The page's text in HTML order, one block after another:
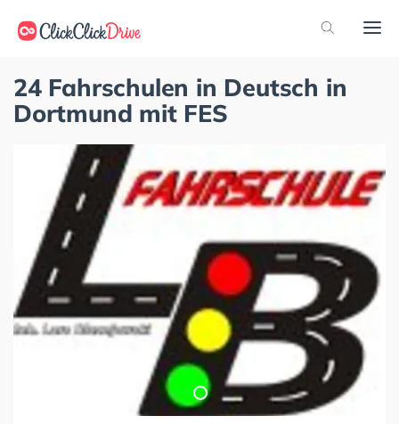
24 Fahrschulen in Deutsch in
Dortmund mit FES